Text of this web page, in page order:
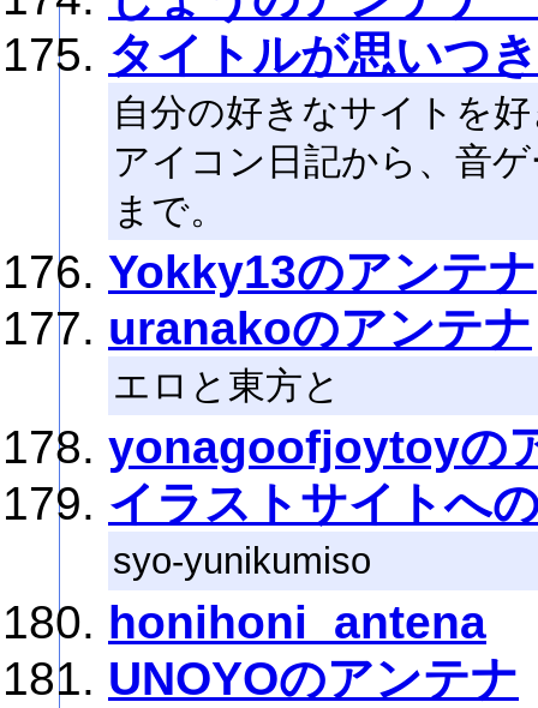
タイトルが思いつ
自分の好きなサイトを
アイコン日記から、音
まで。
Yokky13のアンテナ
uranakoのアンテナ
エロと東方と
yonagoofjoytoyの
イラストサイトへ
syo-yunikumiso
honihoni_antena
UNOYOのアンテナ